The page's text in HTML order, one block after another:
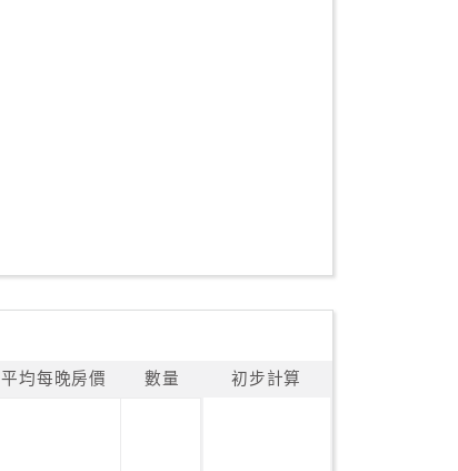
平均每晚房價 數量 初步計算